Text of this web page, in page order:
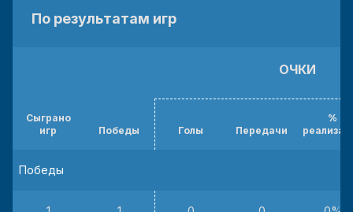
По результатам игр
Сыграно
игр
Победы
ОЧКИ
Голы Передачи
%
Победы